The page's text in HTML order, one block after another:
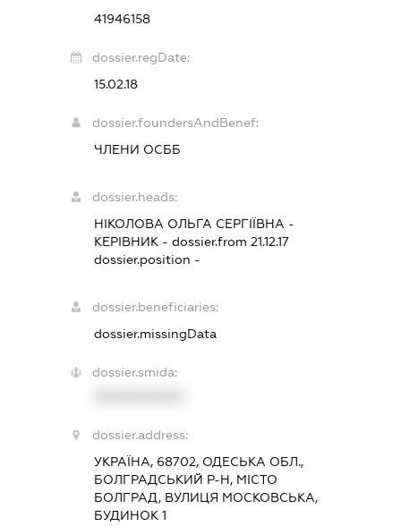
41946158
dossier.regDate:
15.02.18
dossier.foundersAndBenef:
ЧЛЕНИ ОСББ
dossier.heads:
НІКОЛОВА ОЛЬГА СЕРГІЇВНА -
КЕРІВНИК - dossier.from 21.12.17
dossier.position -
dossier.beneficiaries:
dossier.missingData
dossier.smida:
dossier.address:
УКРАЇНА, 68702, ОДЕСЬКА ОБЛ.,
БОЛГРАДСЬКИЙ Р-Н, МІСТО
БОЛГРАД, ВУЛИЦЯ МОСКОВСЬКА,
БУДИНОК 1